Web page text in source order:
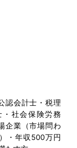
認会計士・税理
社会保険労務
企業（市場問わ
・年収500万円